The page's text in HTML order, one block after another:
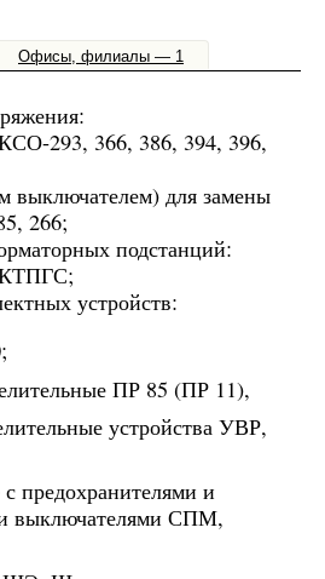
Офисы, филиалы — 1
293, 366, 386, 394, 396,
выключателем) для замены
266;
подстанций:
устройств:
ПР 85 (ПР 11),
устройства УВР,
предохранителями и
выключателями СПМ,